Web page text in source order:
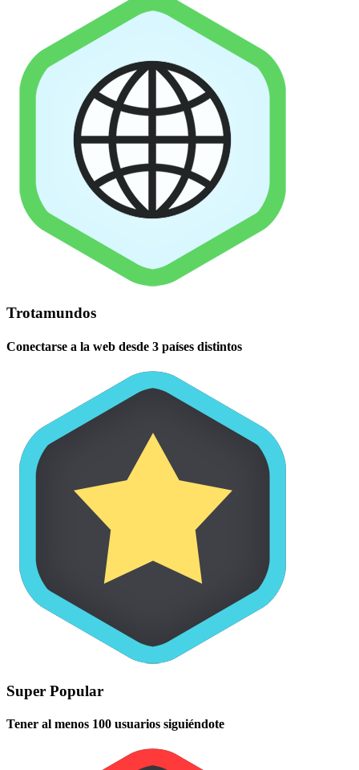
Trotamundos
Conectarse a la web desde 3 países distintos
Super Popular
Tener al menos 100 usuarios siguiéndote